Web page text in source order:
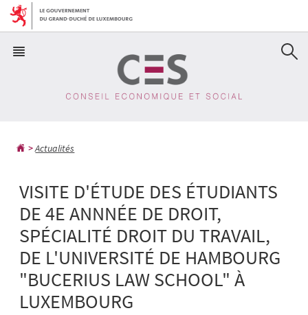
Aller
navigation
Aller
Actualités
VISITE D'ÉTUDE DES ÉTUDIANTS
DE 4E ANNNÉE DE DROIT,
SPÉCIALITÉ DROIT DU TRAVAIL,
DE L'UNIVERSITÉ DE HAMBOURG
"BUCERIUS LAW SCHOOL" À
LUXEMBOURG